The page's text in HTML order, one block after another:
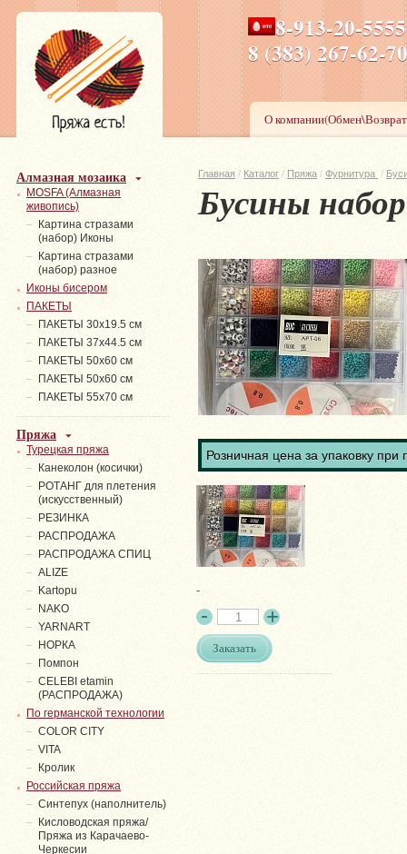
8-913-20-
8 (383) 267-
ПН-ПТ 8-17,СБ-ВС 9-
О
Главная / Каталог / Пряжа / Фурнитура /
Бусины
Розничная цена за упаковку при
-
Заказать
Алмазная мозаика
MOSFA (Алмазная
живопись)
Картина стразами
(набор) Иконы
Картина стразами
(набор) разное
Иконы бисером
ПАКЕТЫ
ПАКЕТЫ 30х19.5 см
ПАКЕТЫ 37х44.5 см
ПАКЕТЫ 50х60 см
ПАКЕТЫ 50х60 см
ПАКЕТЫ 55х70 см
Пряжа
Турецкая пряжа
Канеколон (косички)
РОТАНГ для плетения
(искусственный)
PЕЗИНКА
РАСПРОДАЖА
РАСПРОДАЖА СПИЦ
ALIZE
Kartopu
NAKO
YARNART
НОРКА
Помпон
СELEBI etamin
(РАСПРОДАЖА)
По германской технологии
COLOR CITY
VITA
Кролик
Российская пряжа
Синтепух (наполнитель)
Кисловодская пряжа/
Пряжа из Карачаево-
Черкесии